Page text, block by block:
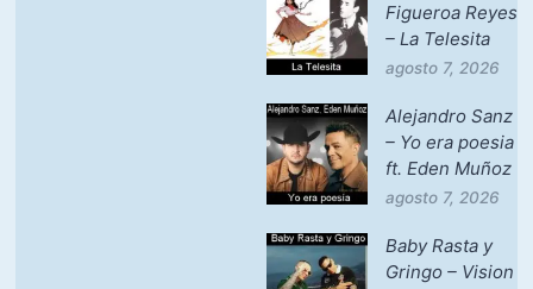
Figueroa Reyes
– La Telesita
agosto 7, 2026
Alejandro Sanz
– Yo era poesia
ft. Eden Muñoz
agosto 7, 2026
Baby Rasta y
Gringo – Vision